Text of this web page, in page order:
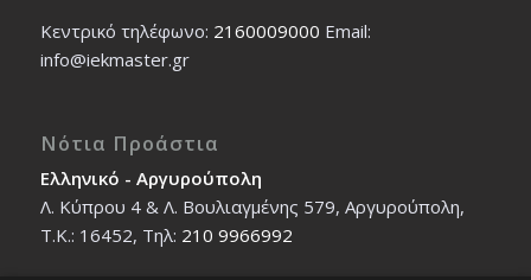
Κεντρικό τηλέφωνο: 2160009000 Εmail:
info@iekmaster.gr
Νότια Προάστια
Ελληνικό - Αργυρούπολη
Λ. Κύπρου 4 & Λ. Βουλιαγμένης 579, Αργυρούπολη,
T.K.: 16452, Τηλ: 210 9966992